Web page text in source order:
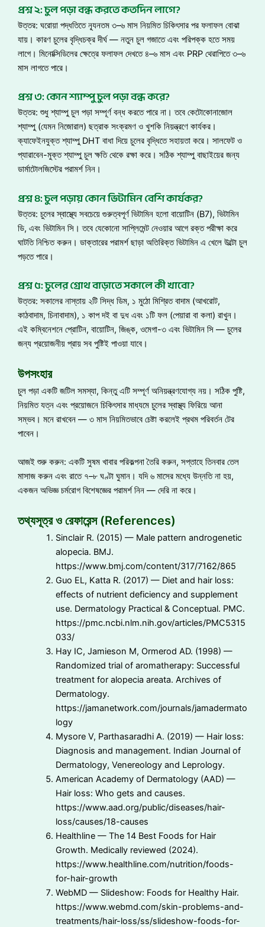
প্রশ্ন ২: চুল পড়া বন্ধ করতে কতদিন লাগে?
উত্তর: ঘরোয়া পদ্ধতিতে ন্যূনতম ৩–৬ মাস নিয়মিত চিকিৎসার পর ফলাফল বোঝা
যায়। কারণ চুলের বৃদ্ধিচক্র দীর্ঘ — নতুন চুল গজাতে এবং পরিপক্ক হতে সময়
লাগে। মিনোক্সিডিলের ক্ষেত্রে ফলাফল দেখতে ৪–৬ মাস এবং PRP থেরাপিতে ৩–৬
মাস লাগতে পারে।
প্রশ্ন ৩: কোন শ্যাম্পু চুল পড়া বন্ধ করে?
উত্তর: শুধু শ্যাম্পু চুল পড়া সম্পূর্ণ বন্ধ করতে পারে না। তবে কেটোকোনাজোল
শ্যাম্পু (যেমন নিজোরাল) ছত্রাক সংক্রমণ ও খুশকি নিয়ন্ত্রণে কার্যকর।
ক্যাফেইনযুক্ত শ্যাম্পু DHT বাধা দিয়ে চুলের বৃদ্ধিতে সহায়তা করে। সালফেট ও
প্যারাবেন-মুক্ত শ্যাম্পু চুল ক্ষতি থেকে রক্ষা করে। সঠিক শ্যাম্পু বাছাইয়ের জন্য
ডার্মাটোলজিস্টের পরামর্শ নিন।
প্রশ্ন ৪: চুল পড়ায় কোন ভিটামিন বেশি কার্যকর?
উত্তর: চুলের স্বাস্থ্যে সবচেয়ে গুরুত্বপূর্ণ ভিটামিন হলো বায়োটিন (B7), ভিটামিন
ডি, এবং ভিটামিন সি। তবে যেকোনো সাপ্লিমেন্ট নেওয়ার আগে রক্ত পরীক্ষা করে
ঘাটতি নিশ্চিত করুন। ডাক্তারের পরামর্শ ছাড়া অতিরিক্ত ভিটামিন এ খেলে উল্টো চুল
পড়তে পারে।
প্রশ্ন ৫: চুলের গ্রোথ বাড়াতে সকালে কী খাবো?
উত্তর: সকালের নাস্তায় ২টি সিদ্ধ ডিম, ১ মুঠো মিশ্রিত বাদাম (আখরোট,
কাঠবাদাম, চিনাবাদাম), ১ কাপ দই বা দুধ এবং ১টি ফল (পেয়ারা বা কলা) রাখুন।
এই কম্বিনেশনে প্রোটিন, বায়োটিন, জিঙ্ক, ওমেগা-৩ এবং ভিটামিন সি — চুলের
জন্য প্রয়োজনীয় প্রায় সব পুষ্টিই পাওয়া যাবে।
উপসংহার
চুল পড়া একটি জটিল সমস্যা, কিন্তু এটি সম্পূর্ণ অনিয়ন্ত্রণযোগ্য নয়। সঠিক পুষ্টি,
নিয়মিত যত্ন এবং প্রয়োজনে চিকিৎসার মাধ্যমে চুলের স্বাস্থ্য ফিরিয়ে আনা
সম্ভব। মনে রাখবেন — ৩ মাস নিয়মিতভাবে চেষ্টা করলেই প্রথম পরিবর্তন টের
পাবেন।
আজই শুরু করুন: একটি সুষম খাবার পরিকল্পনা তৈরি করুন, সপ্তাহে তিনবার তেল
মাসাজ করুন এবং রাতে ৭–৮ ঘণ্টা ঘুমান। যদি ৬ মাসের মধ্যে উন্নতি না হয়,
একজন অভিজ্ঞ চর্মরোগ বিশেষজ্ঞের পরামর্শ নিন — দেরি না করে।
তথ্যসূত্র ও রেফারেন্স (References)
Sinclair R. (2015) — Male pattern androgenetic
alopecia. BMJ.
https://www.bmj.com/content/317/7162/865
Guo EL, Katta R. (2017) — Diet and hair loss:
effects of nutrient deficiency and supplement
use. Dermatology Practical & Conceptual. PMC.
https://pmc.ncbi.nlm.nih.gov/articles/PMC5315
033/
Hay IC, Jamieson M, Ormerod AD. (1998) —
Randomized trial of aromatherapy: Successful
treatment for alopecia areata. Archives of
Dermatology.
https://jamanetwork.com/journals/jamadermato
logy
Mysore V, Parthasaradhi A. (2019) — Hair loss:
Diagnosis and management. Indian Journal of
Dermatology, Venereology and Leprology.
American Academy of Dermatology (AAD) —
Hair loss: Who gets and causes.
https://www.aad.org/public/diseases/hair-
loss/causes/18-causes
Healthline — The 14 Best Foods for Hair
Growth. Medically reviewed (2024).
https://www.healthline.com/nutrition/foods-
for-hair-growth
WebMD — Slideshow: Foods for Healthy Hair.
https://www.webmd.com/skin-problems-and-
treatments/hair-loss/ss/slideshow-foods-for-